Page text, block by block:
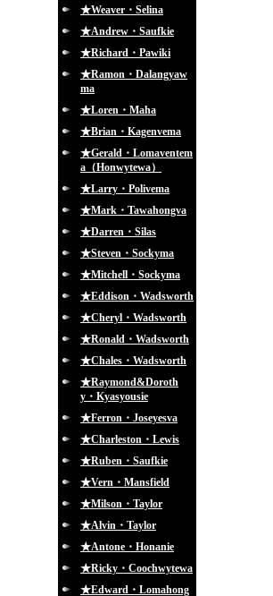
★Weaver・Selina
★Andrew・Saufkie
★Richard・Pawiki
★Ramon・Dalangyaw
ma
★Loren・Maha
★Brian・Kagenvema
★Gerald・Lomaventem
a（Honwytewa）
★Larry・Polivema
★Mark・Tawahongva
★Darren・Silas
★Steven・Sockyma
★Mitchell・Sockyma
★Eddison・Wadsworth
★Cheryl・Wadsworth
★Ronald・Wadsworth
★Chales・Wadsworth
★Raymond&Doroth
y・Kyasyousie
★Ferron・Joseyesva
★Charleston・Lewis
★Ruben・Saufkie
★Vern・Mansfield
★Milson・Taylor
★Alvin・Taylor
★Antone・Honanie
★Ricky・Coochwytewa
★Edward・Lomahong